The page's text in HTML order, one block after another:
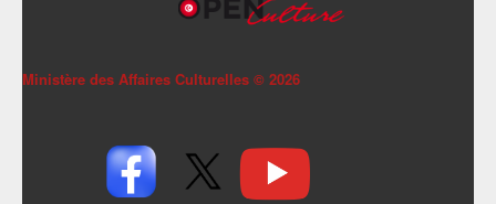
Ministère des Affaires Culturelles © 2026